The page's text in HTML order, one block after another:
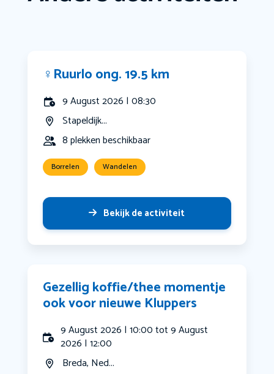
‍♀️Ruurlo ong. 19.5 km
9 August 2026 | 08:30
Stapeldijk...
8 plekken beschikbaar
Borrelen Wandelen
Bekijk de activiteit
Gezellig koffie/thee momentje
ook voor nieuwe Kluppers
9 August 2026 | 10:00 tot 9 August
2026 | 12:00
Breda, Ned...